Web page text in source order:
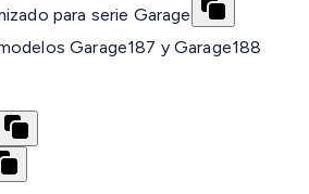
para serie Garage
Garage187 y Garage188